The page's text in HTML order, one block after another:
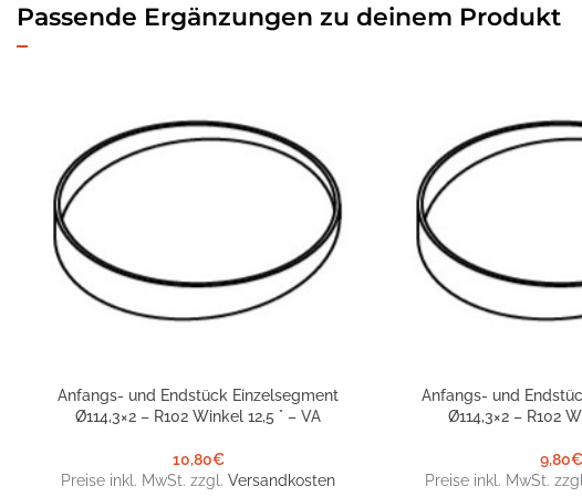
Passende Ergänzungen zu deinem Produkt
IN DEN WARENKORB
Anfangs- und Endstück Einzelsegment
Ø114,3×2 – R102 Winkel 12,5 ° – VA
10,80€
Preise inkl. MwSt. zzgl.Versandkosten
IN DEN WARENKORB
Anfangs- und
Ø114,3×2 – R102
9,80€
Preise inkl. MwSt.